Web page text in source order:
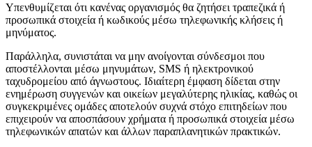
Υπενθυμίζεται ότι κανένας οργανισμός θα ζητήσει τραπεζικά ή
προσωπικά στοιχεία ή κωδικούς μέσω τηλεφωνικής κλήσεις ή
μηνύματος.
Παράλληλα, συνιστάται να μην ανοίγονται σύνδεσμοι που
αποστέλλονται μέσω μηνυμάτων, SMS ή ηλεκτρονικού
ταχυδρομείου από άγνωστους. Ιδιαίτερη έμφαση δίδεται στην
ενημέρωση συγγενών και οικείων μεγαλύτερης ηλικίας, καθώς οι
συγκεκριμένες ομάδες αποτελούν συχνά στόχο επιτηδείων που
επιχειρούν να αποσπάσουν χρήματα ή προσωπικά στοιχεία μέσω
τηλεφωνικών απατών και άλλων παραπλανητικών πρακτικών.